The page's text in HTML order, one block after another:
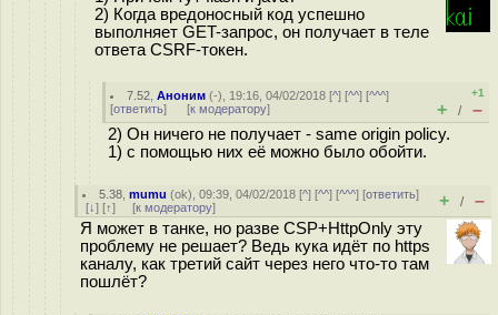
2) Когда вредоносный код успешно
выполняет GET-запрос, он получает в теле
ответа CSRF-токен.
7.52 ,Аноним (-), 19:16, 04/02/2018 [^] [^^] [^^^]
[ответить] [к модератору]
+1
+ / –
2) Он ничего не получает - same origin policy.
1) с помощью них её можно было обойти.
5.38 ,mumu (ok), 09:39, 04/02/2018 [^] [^^] [^^^] [ответить]
[↓] [↑] [к модератору] + / –
Я может в танке, но разве CSP+HttpOnly эту
проблему не решает? Ведь кука идёт по https
каналу, как третий сайт через него что-то там
пошлёт?